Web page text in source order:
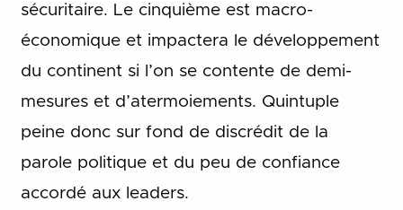
sécuritaire. Le cinquième est macro-
économique et impactera le développement
du continent si l’on se contente de demi-
mesures et d’atermoiements. Quintuple
peine donc sur fond de discrédit de la
parole politique et du peu de confiance
accordé aux leaders.